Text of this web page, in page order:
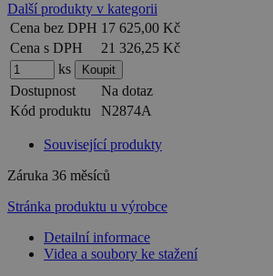
Další produkty v kategorii
Cena bez DPH 17 625,00 Kč
Cena s DPH
21 326,25 Kč
ks
Dostupnost
Na dotaz
Kód produktu
N2874A
Související produkty
Záruka 36 měsíců
Stránka produktu u výrobce
Detailní informace
Videa a soubory ke stažení